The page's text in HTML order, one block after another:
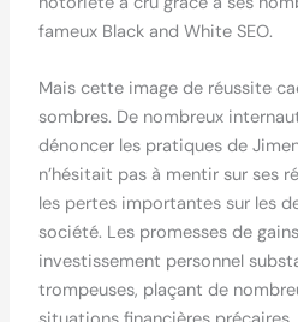
fameux Black and White SEO.
Mais cette image de réussite
sombres. De nombreux
dénoncer les pratiques de
n’hésitait pas à mentir sur ses
les pertes importantes sur les
société. Les promesses de
investissement personnel
trompeuses, plaçant de